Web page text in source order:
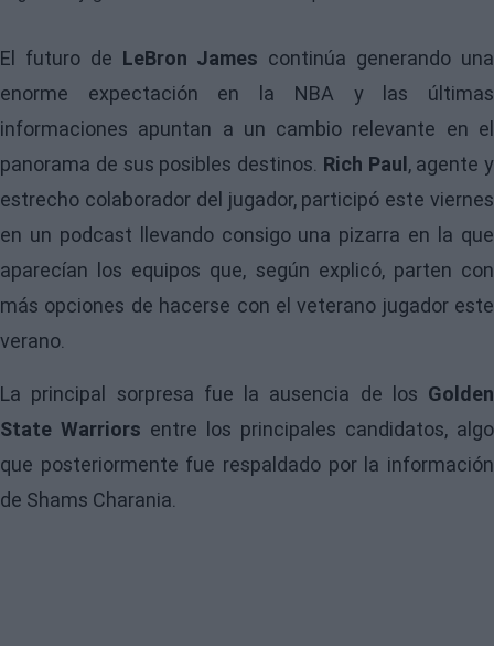
El futuro de LeBron James continúa generando una
enorme expectación en la NBA y las últimas
informaciones apuntan a un cambio relevante en el
panorama de sus posibles destinos. Rich Paul, agente y
estrecho colaborador del jugador, participó este viernes
en un podcast llevando consigo una pizarra en la que
aparecían los equipos que, según explicó, parten con
más opciones de hacerse con el veterano jugador este
verano.
La principal sorpresa fue la ausencia de los Golden
State Warriors entre los principales candidatos, algo
que posteriormente fue respaldado por la información
de Shams Charania.